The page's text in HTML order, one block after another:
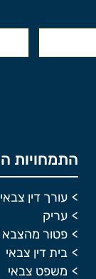
התמחויות
עורך דין צבאי
עריק
פטור מהצבא
בית דין צבאי
משפט צבאי